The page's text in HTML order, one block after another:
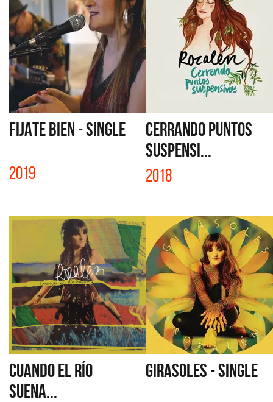
FIJATE BIEN - SINGLE
2019
CERRANDO PUNTOS
SUSPENSI...
2018
CUANDO EL RÍO
SUENA...
GIRASOLES - SINGLE